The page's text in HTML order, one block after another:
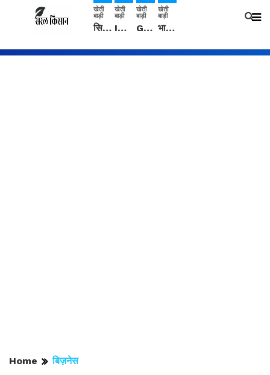
खेती
बाड़ी
सिरसा: कृषि विज्ञान केंद्र की बैठक में फसल बीमा विधि कारण व कृषि उद्यमिता बढ़ावा देने पर चर्चा
खेती
बाड़ी
IMD: राजस्थान में प्री-मानसून की सामान्य से 74% अधिक बारिश, दस्तक में देरी और मानसून कमजोर रहेगा
खेती
बाड़ी
Guar Ka Rate: ग्वार के भाव में हल्की बढ़ोतरी, बढ़ सकता है बुवाई का रकबा
खेती
बाड़ी
भारत में 29 मई से शुरु होगी प्री-मानसून बारिश, ECMWF विदेशी मौसम एजेंसी का पूर्वानुमान
Home बिज़नेस